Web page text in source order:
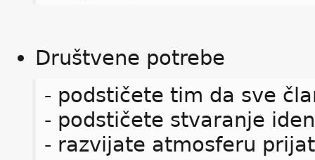
Društvene potrebe
- podstičete tim da sve
- podstičete stvaranje
- razvijate atmosferu